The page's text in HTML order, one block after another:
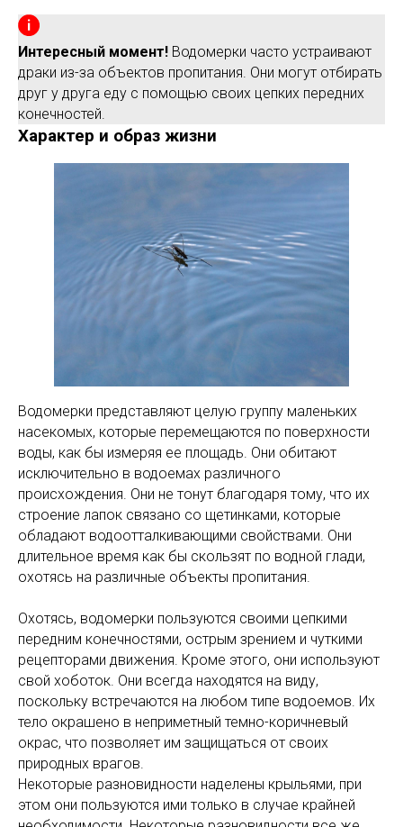
Интересный момент! Водомерки часто устраивают
драки из-за объектов пропитания. Они могут отбирать
друг у друга еду с помощью своих цепких передних
конечностей.
Характер и образ жизни
Водомерки представляют целую группу маленьких
насекомых, которые перемещаются по поверхности
воды, как бы измеряя ее площадь. Они обитают
исключительно в водоемах различного
происхождения. Они не тонут благодаря тому, что их
строение лапок связано со щетинками, которые
обладают водоотталкивающими свойствами. Они
длительное время как бы скользят по водной глади,
охотясь на различные объекты пропитания.
Охотясь, водомерки пользуются своими цепкими
передним конечностями, острым зрением и чуткими
рецепторами движения. Кроме этого, они используют
свой хоботок. Они всегда находятся на виду,
поскольку встречаются на любом типе водоемов. Их
тело окрашено в неприметный темно-коричневый
окрас, что позволяет им защищаться от своих
природных врагов.
Некоторые разновидности наделены крыльями, при
этом они пользуются ими только в случае крайней